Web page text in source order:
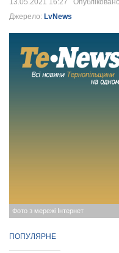
13.05.2021 16:27
Джерело: LvNews
Фото з мережі Інтернет
ПОПУЛЯРНЕ